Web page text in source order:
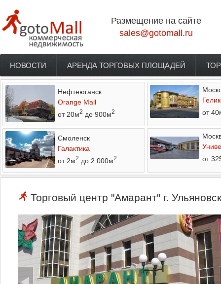
Размещение на сайте
sales@gotomall.ru
Главное меню
НОВОСТИ АРЕНДА ТОРГОВЫХ ПЛОЩАДЕЙ
Нефтеюганск
Orange Mall
от 20м2 до 900м2
от
Смоленск
Галактика
от 2м2 до 2 000м2
от
Торговый центр "Амарант" г. Ульяновск